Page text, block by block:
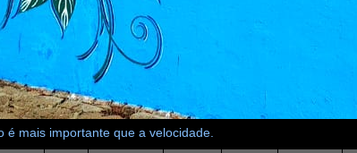
mais importante que a velocidade.